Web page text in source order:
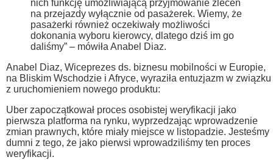
nich funkcję umożliwiającą przyjmowanie zleceń
na przejazdy wyłącznie od pasażerek. Wiemy, że
pasażerki również oczekiwały możliwości
dokonania wyboru kierowcy, dlatego dziś im go
daliśmy” – mówiła Anabel Diaz.
Anabel Diaz, Wiceprezes ds. biznesu mobilności w Europie,
na Bliskim Wschodzie i Afryce, wyraziła entuzjazm w związku
z uruchomieniem nowego produktu:
Uber zapoczątkował proces osobistej weryfikacji jako
pierwsza platforma na rynku, wyprzedzając wprowadzenie
zmian prawnych, które miały miejsce w listopadzie. Jesteśmy
dumni z tego, że jako pierwsi wprowadziliśmy ten proces
weryfikacji.